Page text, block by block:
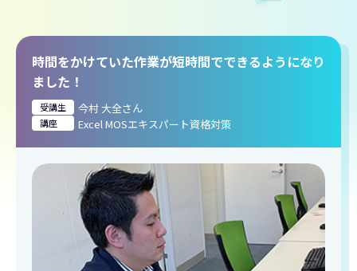
時間をかけていた作業が短時間でできるようになり
ました！
受講生 今村 大全さん
講座 Excel MOSエキスパート資格対策